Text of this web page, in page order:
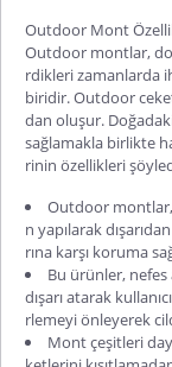
Outdoor Mont
Outdoor montlar,
rdikleri zamanlarda
biridir. Outdoor
dan oluşur.
sağlamakla birlikte
rinin özellikleri
Outdoor
n yapılarak
rına karşı koruma
Bu ürünler,
dışarı atarak
rlemeyi önleyerek
Mont çeşitleri